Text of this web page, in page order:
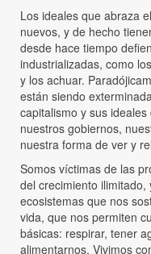
Los ideales que abraza
nuevos, y de hecho
desde hace tiempo
industrializadas, como
y los achuar.
están siendo
capitalismo y sus
nuestros gobiernos,
nuestra forma de ver y
Somos víctimas de las
del crecimiento
ecosistemas que nos
vida, que nos permiten
básicas: respirar, tener
alimentarnos. Vivimos